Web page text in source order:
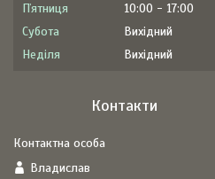
Пʼятниця
10:00
17:00
Субота
Вихідний
Неділя
Вихідний
Контакти
Владислав